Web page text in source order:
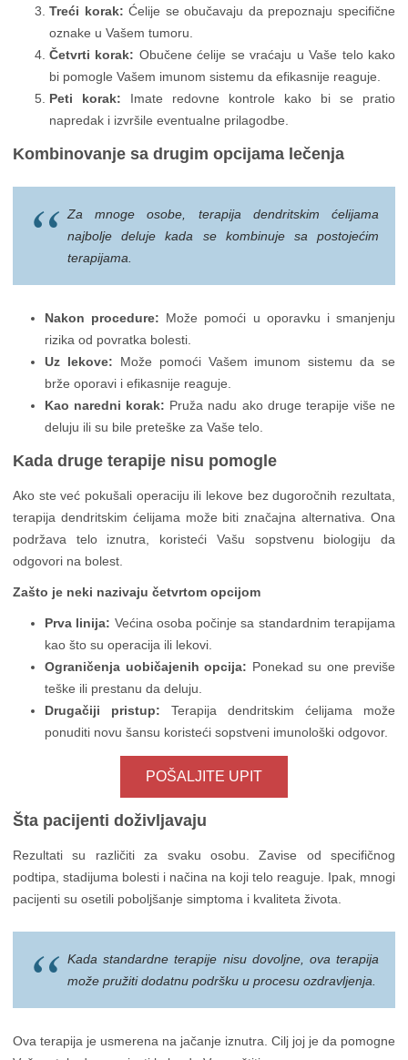
Treći korak: Ćelije se obučavaju da prepoznaju specifične
oznake u Vašem tumoru.
Četvrti korak: Obučene ćelije se vraćaju u Vaše telo kako
bi pomogle Vašem imunom sistemu da efikasnije reaguje.
Peti korak: Imate redovne kontrole kako bi se pratio
napredak i izvršile eventualne prilagodbe.
Kombinovanje sa drugim opcijama lečenja
Za mnoge osobe, terapija dendritskim ćelijama
najbolje deluje kada se kombinuje sa postojećim
terapijama.
Nakon procedure: Može pomoći u oporavku i smanjenju
rizika od povratka bolesti.
Uz lekove: Može pomoći Vašem imunom sistemu da se
brže oporavi i efikasnije reaguje.
Kao naredni korak: Pruža nadu ako druge terapije više ne
deluju ili su bile preteške za Vaše telo.
Kada druge terapije nisu pomogle
Ako ste već pokušali operaciju ili lekove bez dugoročnih rezultata,
terapija dendritskim ćelijama može biti značajna alternativa. Ona
podržava telo iznutra, koristeći Vašu sopstvenu biologiju da
odgovori na bolest.
Zašto je neki nazivaju četvrtom opcijom
Prva linija: Većina osoba počinje sa standardnim terapijama
kao što su operacija ili lekovi.
Ograničenja uobičajenih opcija: Ponekad su one previše
teške ili prestanu da deluju.
Drugačiji pristup: Terapija dendritskim ćelijama može
ponuditi novu šansu koristeći sopstveni imunološki odgovor.
POŠALJITE UPIT
Šta pacijenti doživljavaju
Rezultati su različiti za svaku osobu. Zavise od specifičnog
podtipa, stadijuma bolesti i načina na koji telo reaguje. Ipak, mnogi
pacijenti su osetili poboljšanje simptoma i kvaliteta života.
Kada standardne terapije nisu dovoljne, ova terapija
može pružiti dodatnu podršku u procesu ozdravljenja.
Ova terapija je usmerena na jačanje iznutra. Cilj joj je da pomogne